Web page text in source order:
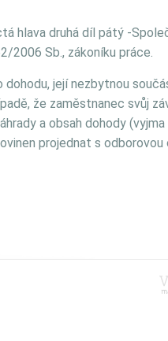
hlava druhá díl pátý -
2006 Sb., zákoníku práce.
její nezbytnou
že zaměstnanec svůj
a obsah dohody
projednat s odborovou